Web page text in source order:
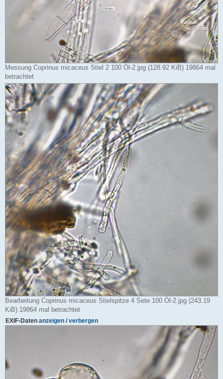
Messung Coprinus micaceus Stiel 2 100 Öl-2.jpg (128.92 KiB) 19864 mal
betrachtet
Bearbeitung Coprinus micaceus Stielspitze 4 Sete 100 Öl-2.jpg (243.19
KiB) 19864 mal betrachtet
EXIF-Daten anzeigen / verbergen